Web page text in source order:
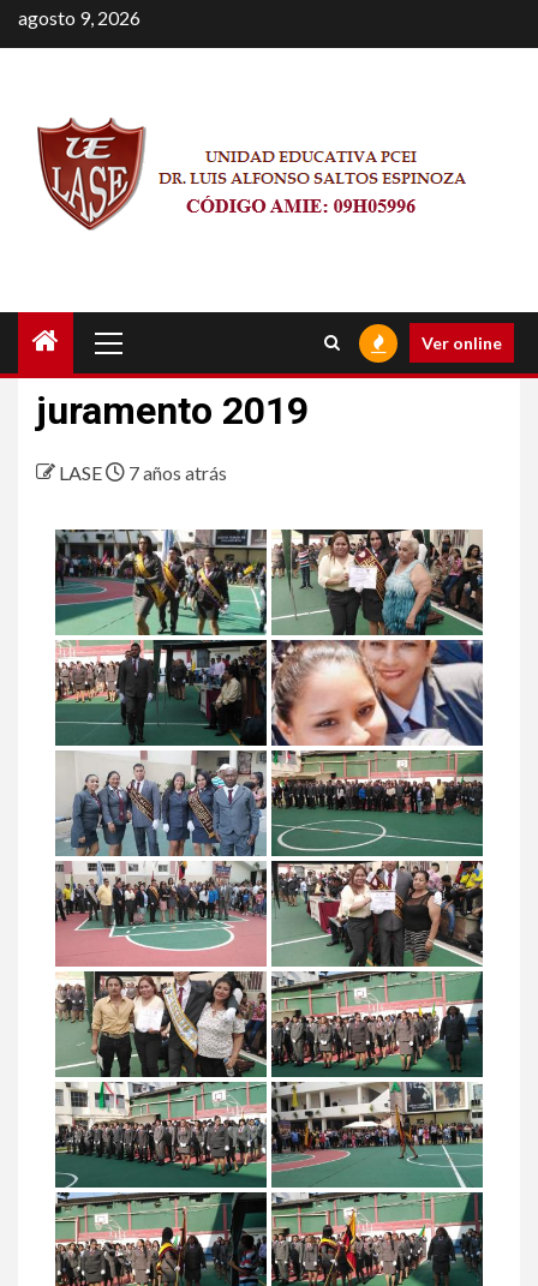
Saltar
al
agosto 9, 2026
principal
Ver online
juramento 2019
LASE 7 años atrás